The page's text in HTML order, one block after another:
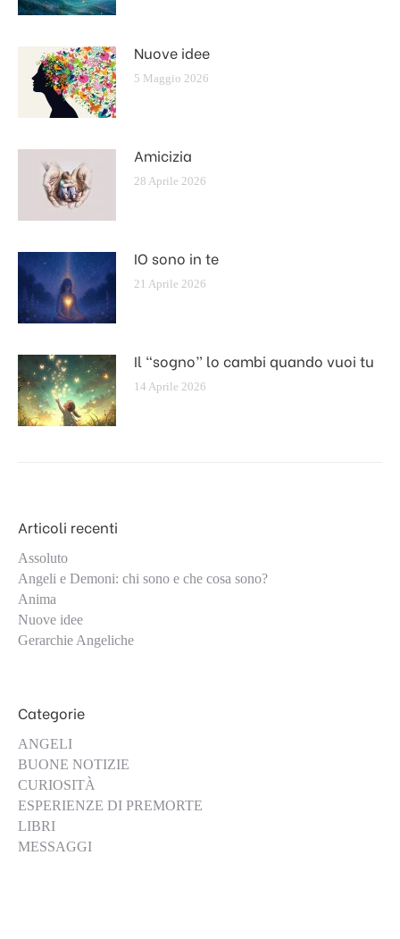
Nuove idee
5 Maggio 2026
Amicizia
28 Aprile 2026
IO sono in te
21 Aprile 2026
Il “sogno” lo cambi quando vuoi tu
14 Aprile 2026
Articoli recenti
Assoluto
Angeli e Demoni: chi sono e che cosa sono?
Anima
Nuove idee
Gerarchie Angeliche
Categorie
ANGELI
BUONE NOTIZIE
CURIOSITÀ
ESPERIENZE DI PREMORTE
LIBRI
MESSAGGI